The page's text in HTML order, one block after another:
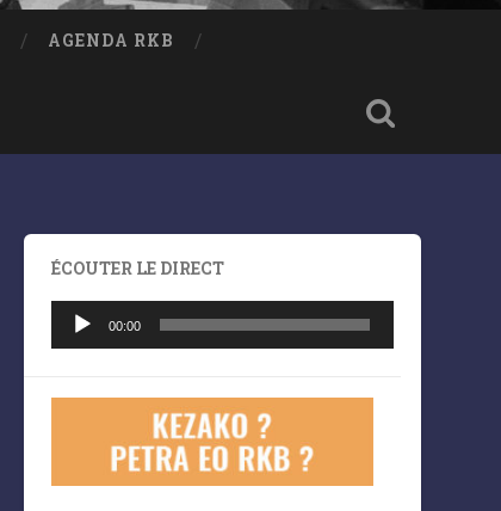
AGENDA RKB
ÉCOUTER LE DIRECT
Lecteur
audio
00:00